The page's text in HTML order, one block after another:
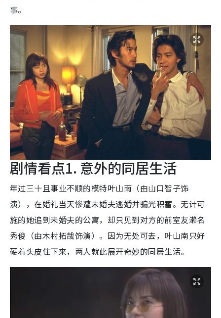
事。
剧情看点1. 意外的同居生活
年过三十且事业不顺的模特叶山南（由山口智子饰
演），在婚礼当天惨遭未婚夫逃婚并骗光积蓄。无计可
施的她追到未婚夫的公寓，却只见到对方的前室友濑名
秀俊（由木村拓哉饰演）。因为无处可去，叶山南只好
硬着头皮住下来，两人就此展开奇妙的同居生活。